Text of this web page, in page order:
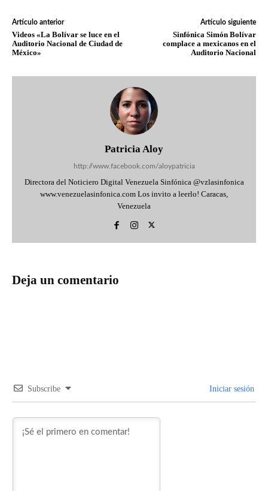
Artículo anterior
Videos «La Bolívar se luce en el
Auditorio Nacional de Ciudad de
México»
Artículo siguiente
Sinfónica Simón Bolívar
complace a mexicanos en el
Auditorio Nacional
Patricia Aloy
http://www.facebook.com/aloypatricia
Directora del Noticiero Digital Venezuela Sinfónica @vzlasinfonica
www.venezuelasinfonica.com Los invito a leerlo! Caracas,
Venezuela
Deja un comentario
Subscribe Iniciar sesión